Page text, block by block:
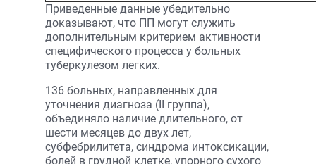
Приведенные данные убедительно
доказывают, что ПП могут служить
дополнительным критерием активности
специфического процесса у больных
туберкулезом легких.
136 больных, направленных для
уточнения диагноза (II группа),
объединяло наличие длительного, от
шести месяцев до двух лет,
субфебрилитета, синдрома интоксикации,
болей в грудной клетке, упорного сухого